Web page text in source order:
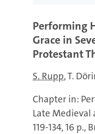
Performing
Grace in
Protestant
S. Rupp T.
Chapter in:
Late Medieval
119-134, 16